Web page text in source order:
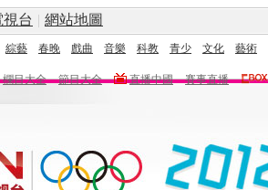
台 | 網站地圖
綜藝 春晚 戲曲 音樂 科教 青少 文化 藝術
欄目大全 節目大全 直播中國
賽事直播